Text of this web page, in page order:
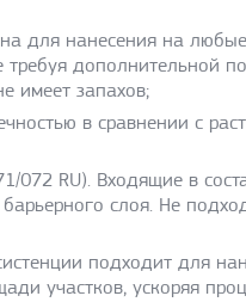
для нанесения на любые
требуя дополнительной
имеет запахов;
в сравнении с
RU). Входящие в
слоя. Не
подходит для
участков, ускоряя